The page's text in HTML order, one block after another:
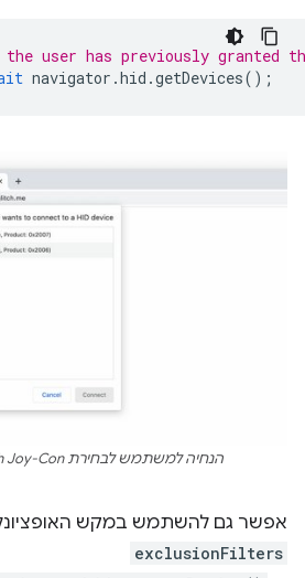
user has previously granted
navigator .hid .getDevices();
הנחיה למשתמש לבחירת Nintendo Switch Joy-Con.
אפשר גם להשתמש במקש
exclusionFilters